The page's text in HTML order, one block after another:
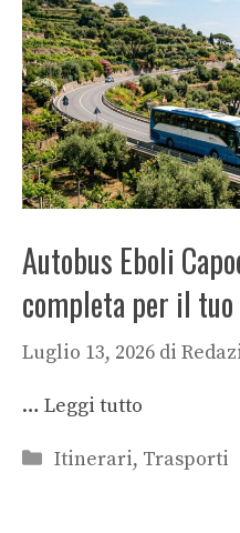
Autobus Eboli
completa per il
Luglio 13, 2026 di
… Leggi tutto
Categorie
Itinerari, Trasporti